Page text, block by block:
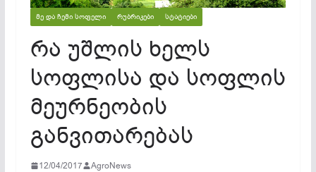
ᲛᲔ ᲓᲐ ᲩᲔᲛᲘ ᲡᲝᲤᲔᲚᲘ ᲠᲣᲑᲠᲘᲙᲔᲑᲘ ᲡᲢᲐᲢᲘᲔᲑᲘ
რა უშლის ხელს
სოფლისა და სოფლის
მეურნეობის
განვითარებას
12/04/2017 AgroNews